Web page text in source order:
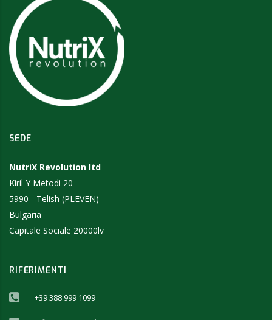
SEDE
NutriX Revolution ltd
Kiril Y Metodi 20
5990 - Telish (PLEVEN)
Bulgaria
Capitale Sociale 20000lv
RIFERIMENTI
+39 388 999 1099